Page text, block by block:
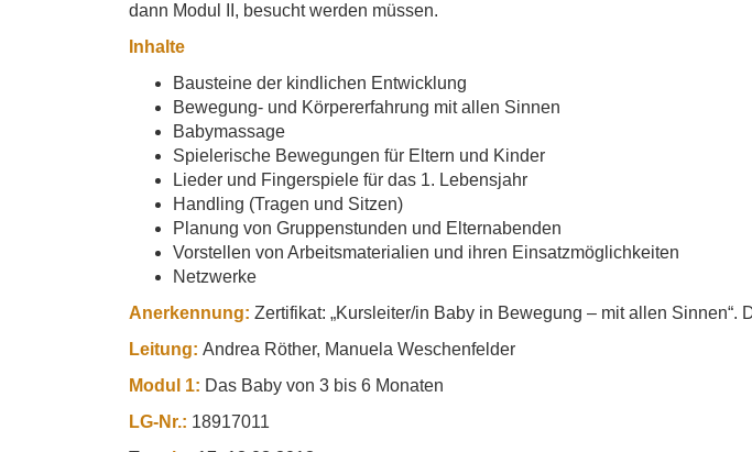
dann Modul II, besucht werden müssen.
Inhalte
Bausteine der kindlichen Entwicklung
Bewegung- und Körpererfahrung mit allen Sinnen
Babymassage
Spielerische Bewegungen für Eltern und Kinder
Lieder und Fingerspiele für das 1. Lebensjahr
Handling (Tragen und Sitzen)
Planung von Gruppenstunden und Elternabenden
Vorstellen von Arbeitsmaterialien und ihren Einsatzmöglichkeiten
Netzwerke
Anerkennung: Zertifikat: „Kursleiter/in Baby in Bewegung – mit allen
Leitung: Andrea Röther, Manuela Weschenfelder
Modul 1: Das Baby von 3 bis 6 Monaten
LG-Nr.: 18917011